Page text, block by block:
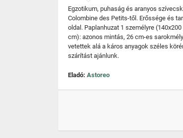
Egzotikum, puhaság és aranyos
Colombine des Petits-től. Erőssége és
oldal. Paplanhuzat 1 személyre
cm): azonos mintás, 26 cm-es
vetettek alá a káros anyagok széles
szárítást ajánlunk.
Eladó: Astoreo